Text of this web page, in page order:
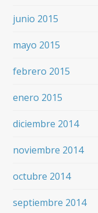
junio 2015
mayo 2015
febrero 2015
enero 2015
diciembre 2014
noviembre 2014
octubre 2014
septiembre 2014